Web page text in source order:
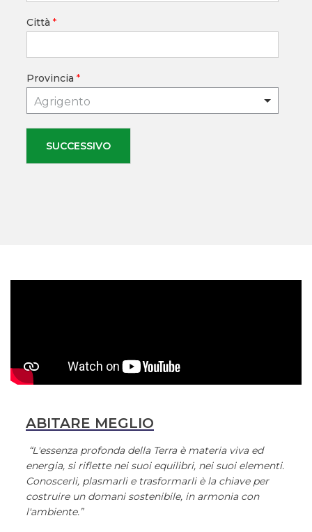
Città *
Provincia *
Agrigento
SUCCESSIVO
ABITARE MEGLIO
“L'essenza profonda della Terra è materia viva ed
energia, si riflette nei suoi equilibri, nei suoi elementi.
Conoscerli, plasmarli e trasformarli è la chiave per
costruire un domani sostenibile, in armonia con
l'ambiente.”